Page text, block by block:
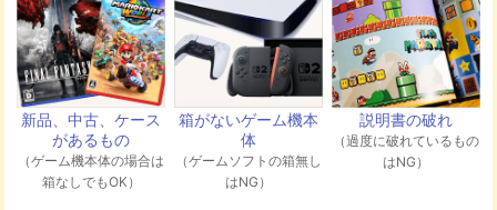
ご指定の日時に佐川急便の担当者が、送り
状を持ってご自宅までお荷物を受け取りに
伺います。
発送先住所
新品、中古、ケース
があるもの
（ゲーム機本体の場合は
箱なしでもOK）
箱がないゲーム機本
体
（ゲームソフトの箱無し
はNG）
説明書の破れ
（過度に破れているもの
はNG）